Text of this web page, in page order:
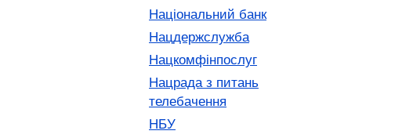
Національний банк
Нацдержслужба
Нацкомфінпослуг
Нацрада з питань
телебачення
НБУ